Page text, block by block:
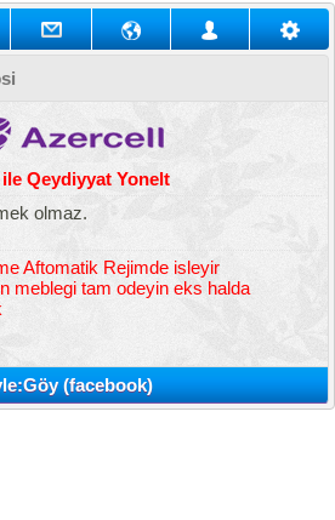
Qeydiyyat Yonelt
olmaz.
Aftomatik Rejimde isleyir
meblegi tam odeyin eks halda
(facebook)